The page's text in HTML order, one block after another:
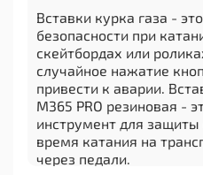
Вставки курка газа -
безопасности при
скейтбордах или
случайное нажатие
привести к аварии.
M365 PRO резиновая -
инструмент для
время катания на
через педали.